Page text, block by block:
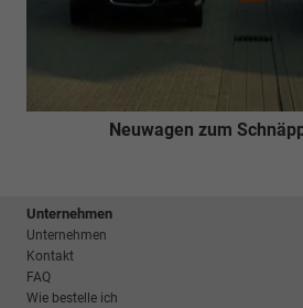
Neuwagen zum
Unternehmen
Unternehmen
Kontakt
FAQ
Wie bestelle ich